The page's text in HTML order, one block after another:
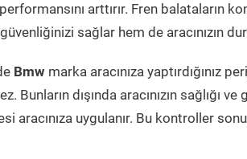
arttırır. Fren balataların
sağlar hem de aracınızın
Bmw marka aracınıza yaptırdığınız
Bunların dışında aracınızın sağlığı
aracınıza uygulanır. Bu kontroller